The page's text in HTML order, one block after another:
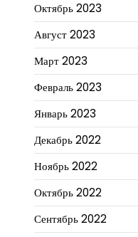
Октябрь 2023
Август 2023
Март 2023
Февраль 2023
Январь 2023
Декабрь 2022
Ноябрь 2022
Октябрь 2022
Сентябрь 2022